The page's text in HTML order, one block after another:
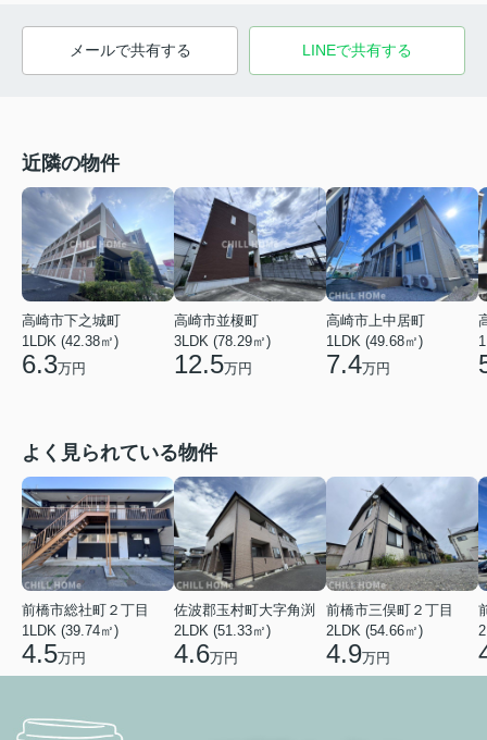
メールで共有する LINEで共有する
近隣の物件
高崎市下之城町
1LDK (42.38㎡)
6.3万円
高崎市並榎町
3LDK (78.29㎡)
12.5万円
高崎市上中居町
1LDK (49.68㎡)
7.4万円
よく見られている物件
前橋市総社町２丁目
1LDK (39.74㎡)
4.5万円
佐波郡玉村町大字角渕
2LDK (51.33㎡)
4.6万円
前橋市三俣町２丁目
2LDK (54.66㎡)
4.9万円